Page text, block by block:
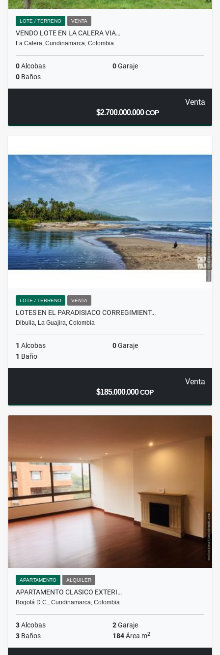
LOTE / TERRENO VENTA
VENDO LOTE EN LA CALERA VIA…
La Calera, Cundinamarca, Colombia
0Alcobas 0Garaje
0 Baños
Venta
$2.700.000.000COP
LOTE / TERRENO VENTA
LOTES EN EL PARADISIACO CORREGIMIENT…
Dibulla, La Guajira, Colombia
1 Alcobas 0Garaje
1 Baño
Venta
$185.000.000COP
APARTAMENTO ALQUILER
APARTAMENTO CLASICO EXTERI…
Bogotá D.C., Cundinamarca, Colombia
3Alcobas 2Garaje
3 Baños 184Área m2